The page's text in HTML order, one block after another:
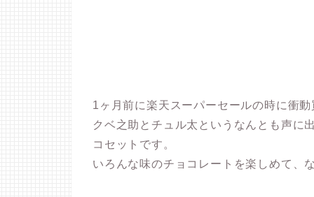
1ヶ月前に楽天スーパーセールの時に衝
クベ之助とチュル太というなんとも声に
コセットです。
いろんな味のチョコレートを楽しめて、